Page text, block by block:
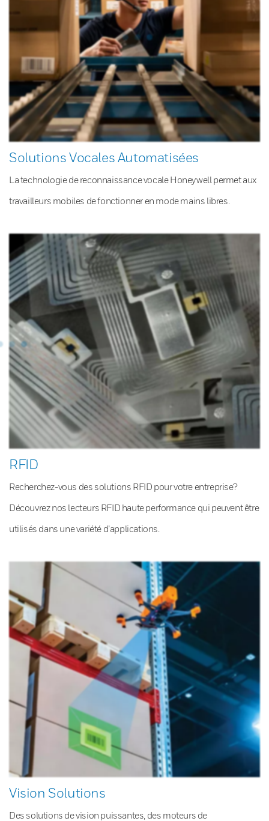
Solutions Vocales Automatisées
La technologie de reconnaissance vocale Honeywell permet aux
travailleurs mobiles de fonctionner en mode mains libres.
RFID
Recherchez-vous des solutions RFID pour votre entreprise?
Découvrez nos lecteurs RFID haute performance qui peuvent être
utilisés dans une variété d’applications.
Vision Solutions
Des solutions de vision puissantes, des moteurs de